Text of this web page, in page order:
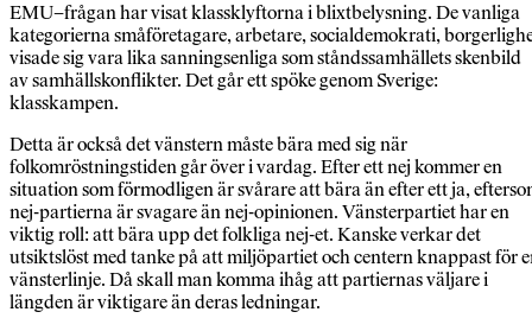
EMU–frågan har visat klassklyftorna i blixtbelysning. De vanliga
kategorierna småföretagare, arbetare, socialdemokrati,
visade sig vara lika sanningsenliga som ståndssamhällets skenbild
av samhällskonflikter. Det går ett spöke genom Sverige:
klasskampen.
Detta är också det vänstern måste bära med sig när
folkomröstningstiden går över i vardag. Efter ett nej kommer en
situation som förmodligen är svårare att bära än efter ett ja,
nej-partierna är svagare än nej-opinionen. Vänsterpartiet har en
viktig roll: att bära upp det folkliga nej-et. Kanske verkar det
utsiktslöst med tanke på att miljöpartiet och centern knappast för
vänsterlinje. Då skall man komma ihåg att partiernas väljare i
längden är viktigare än deras ledningar.